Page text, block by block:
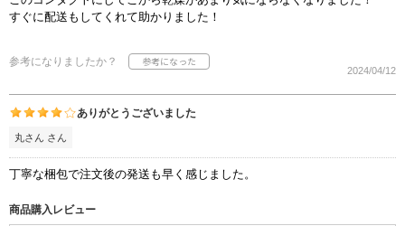
すぐに配送もしてくれて助かりました！
参考になりましたか？
2024/04/12
ありがとうございました
丸さん さん
丁寧な梱包で注文後の発送も早く感じました。
商品購入レビュー